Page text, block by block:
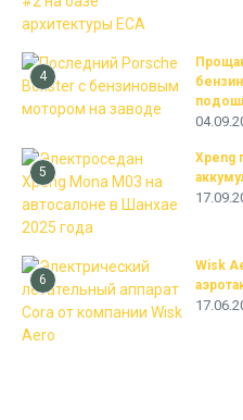
4
5
Xpeng
6
Wisk